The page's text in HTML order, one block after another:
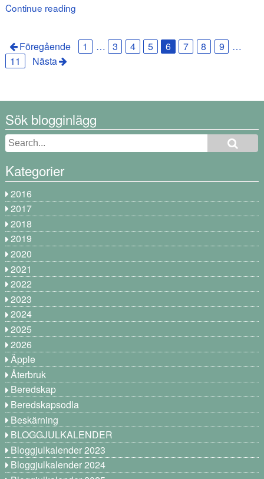
Continue reading
Föregående 1 … 3 4 5 6 7 8 9
…
11
Nästa
Sök blogginlägg
Kategorier
2016
2017
2018
2019
2020
2021
2022
2023
2024
2025
2026
Äpple
Återbruk
Beredskap
Beredskapsodla
Beskärning
BLOGGJULKALENDER
Bloggjulkalender 2023
Bloggjulkalender 2024